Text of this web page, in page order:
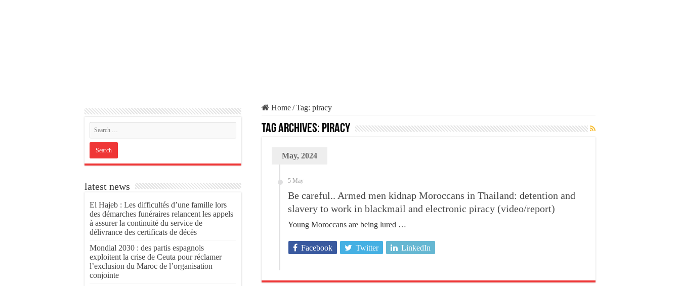
Home/Tag: piracy
Tag Archives: piracy
May, 2024
5 May
Be careful.. Armed men kidnap Moroccans in Thailand: detention and
slavery to work in blackmail and electronic piracy (video/report)
Young Moroccans are being lured …
Facebook Twitter LinkedIn
latest news
El Hajeb : Les difficultés d’une famille lors
des démarches funéraires relancent les appels
à assurer la continuité du service de
délivrance des certificats de décès
Mondial 2030 : des partis espagnols
exploitent la crise de Ceuta pour réclamer
l’exclusion du Maroc de l’organisation
conjointe